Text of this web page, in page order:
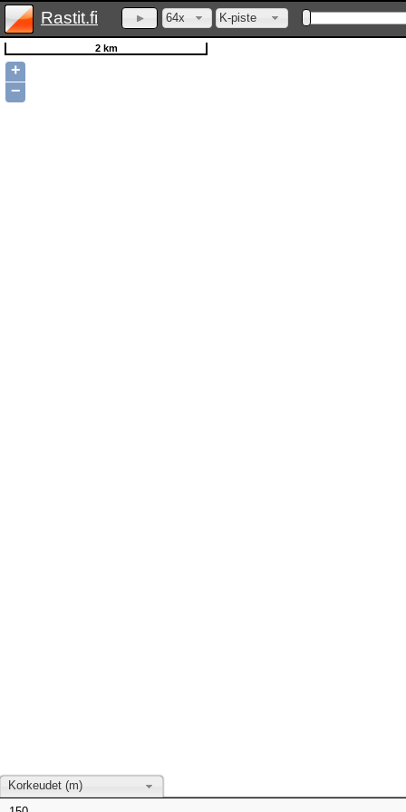
Rastit.fi 64x K-piste
2 km
+
−
Korkeudet (m)